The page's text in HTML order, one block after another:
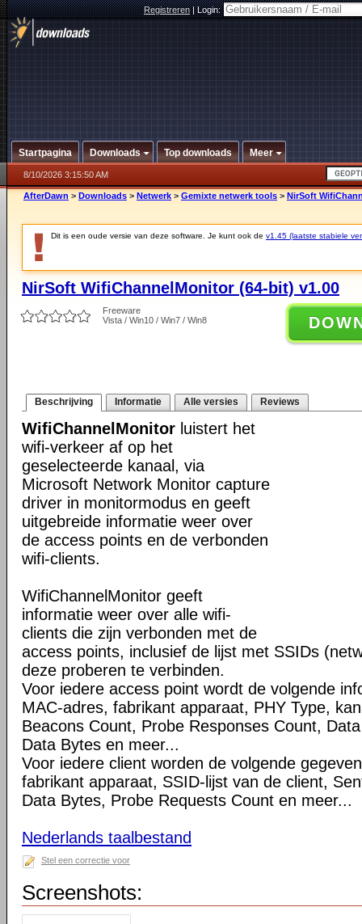
Registreren|Login:
Startpagina Downloads Top downloads Meer
8/10/2026 3:15:50 AM
AfterDawn > Downloads > Netwerk > Gemixte netwerk tools > NirSoft
Dit is een oude versie van deze software. Je kunt ook de v1.45 (laatste stabiele
NirSoft WifiChannelMonitor (64-bit) v1.00
Freeware
Vista / Win10 / Win7 / Win8
Beschrijving Informatie Alle versies Reviews
WifiChannelMonitor luistert het
wifi-verkeer af op het
geselecteerde kanaal, via
Microsoft Network Monitor capture
driver in monitormodus en geeft
uitgebreide informatie weer over
de access points en de verbonden
wifi-clients.
WifiChannelMonitor geeft
informatie weer over alle wifi-
clients die zijn verbonden met de
access points, inclusief de lijst met SSIDs
deze proberen te verbinden.
Voor iedere access point wordt de volgende
MAC-adres, fabrikant apparaat, PHY Type,
Beacons Count, Probe Responses Count,
Data Bytes en meer...
Voor iedere client worden de volgende
fabrikant apparaat, SSID-lijst van de client,
Data Bytes, Probe Requests Count en meer...
Nederlands taalbestand
Stel een correctie voor
Screenshots: